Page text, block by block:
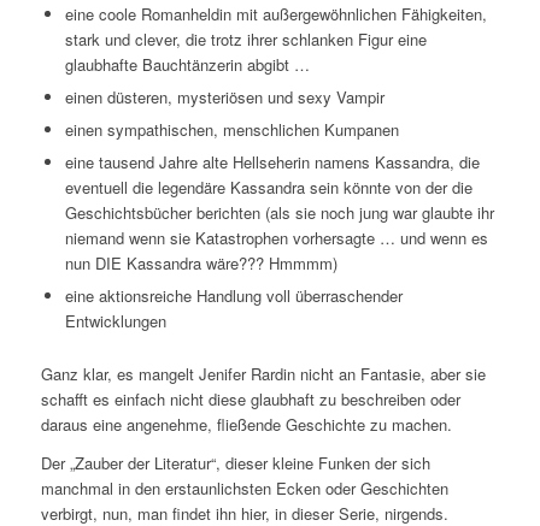
eine coole Romanheldin mit außergewöhnlichen Fähigkeiten,
stark und clever, die trotz ihrer schlanken Figur eine
glaubhafte Bauchtänzerin abgibt …
einen düsteren, mysteriösen und sexy Vampir
einen sympathischen, menschlichen Kumpanen
eine tausend Jahre alte Hellseherin namens Kassandra, die
eventuell die legendäre Kassandra sein könnte von der die
Geschichtsbücher berichten (als sie noch jung war glaubte ihr
niemand wenn sie Katastrophen vorhersagte … und wenn es
nun DIE Kassandra wäre??? Hmmmm)
eine aktionsreiche Handlung voll überraschender
Entwicklungen
Ganz klar, es mangelt Jenifer Rardin nicht an Fantasie, aber sie
schafft es einfach nicht diese glaubhaft zu beschreiben oder
daraus eine angenehme, fließende Geschichte zu machen.
Der „Zauber der Literatur“, dieser kleine Funken der sich
manchmal in den erstaunlichsten Ecken oder Geschichten
verbirgt, nun, man findet ihn hier, in dieser Serie, nirgends.